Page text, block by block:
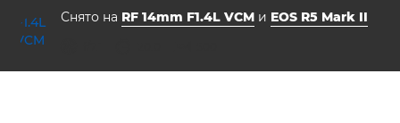
Снято на RF 14mm F1.4L VCM и EOS R5 Mark II